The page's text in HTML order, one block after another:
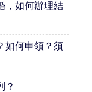
，如何辦理結
如何申領？須
？